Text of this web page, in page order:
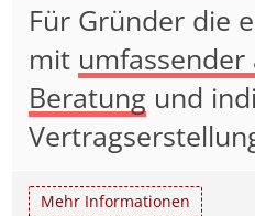
Für Gründer die
mit
Beratung und
Mehr Informationen